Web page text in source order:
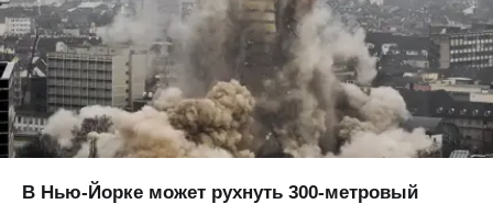
В Нью-Йорке может рухнуть 300-метровый